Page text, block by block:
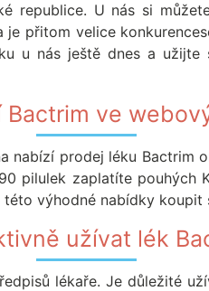
republice. U nás si
přitom velice
u nás ještě dnes a
ve
nabízí prodej léku Bactrim
pilulek zaplatíte pouhých
výhodné nabídky
užívat lék
lékaře. Je důležité